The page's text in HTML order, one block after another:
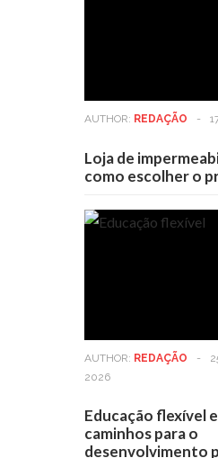
AUTHOR: REDAÇÃO -
Loja de
como escolher o
AUTHOR: REDAÇÃO -
2026
Educação flexível
caminhos para o
desenvolvimento